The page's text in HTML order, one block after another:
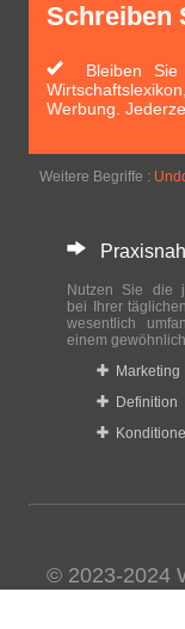
Schreiben
Bleiben Sie
Werbung.
Weitere Begriffe :
Nutzen Sie die
bei Ihrer
wesentlich
einem
Marketing
Definition
© 2023-2024